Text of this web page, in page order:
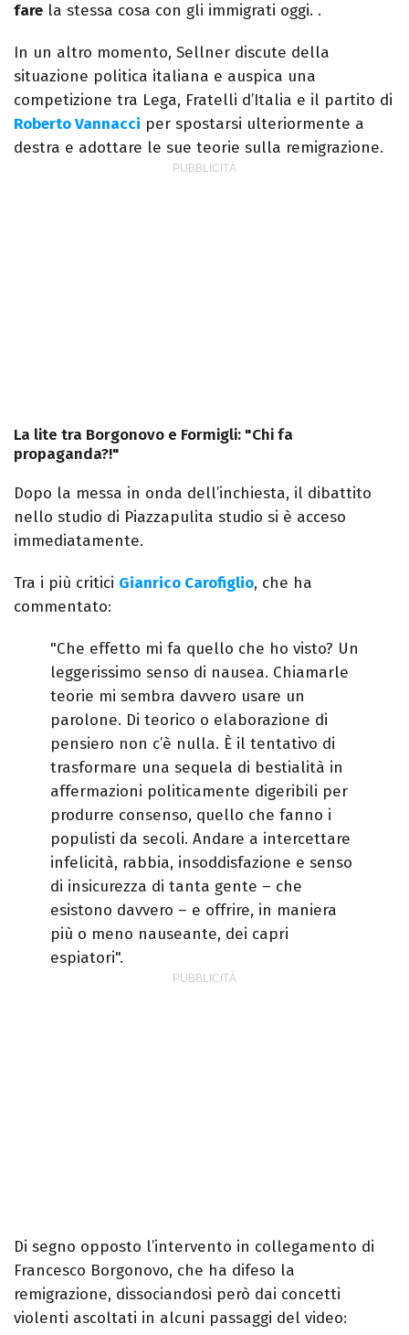
fare la stessa cosa con gli immigrati oggi. .
In un altro momento, Sellner discute della
situazione politica italiana e auspica una
competizione tra Lega, Fratelli d’Italia e il partito di
Roberto Vannacci per spostarsi ulteriormente a
destra e adottare le sue teorie sulla remigrazione.
La lite tra Borgonovo e Formigli: "Chi fa
propaganda?!"
Dopo la messa in onda dell’inchiesta, il dibattito
nello studio di Piazzapulita studio si è acceso
immediatamente.
Tra i più critici Gianrico Carofiglio, che ha
commentato:
"Che effetto mi fa quello che ho visto? Un
leggerissimo senso di nausea. Chiamarle
teorie mi sembra davvero usare un
parolone. Di teorico o elaborazione di
pensiero non c’è nulla. È il tentativo di
trasformare una sequela di bestialità in
affermazioni politicamente digeribili per
produrre consenso, quello che fanno i
populisti da secoli. Andare a intercettare
infelicità, rabbia, insoddisfazione e senso
di insicurezza di tanta gente – che
esistono davvero – e offrire, in maniera
più o meno nauseante, dei capri
espiatori".
Di segno opposto l’intervento in collegamento di
Francesco Borgonovo, che ha difeso la
remigrazione, dissociandosi però dai concetti
violenti ascoltati in alcuni passaggi del video: